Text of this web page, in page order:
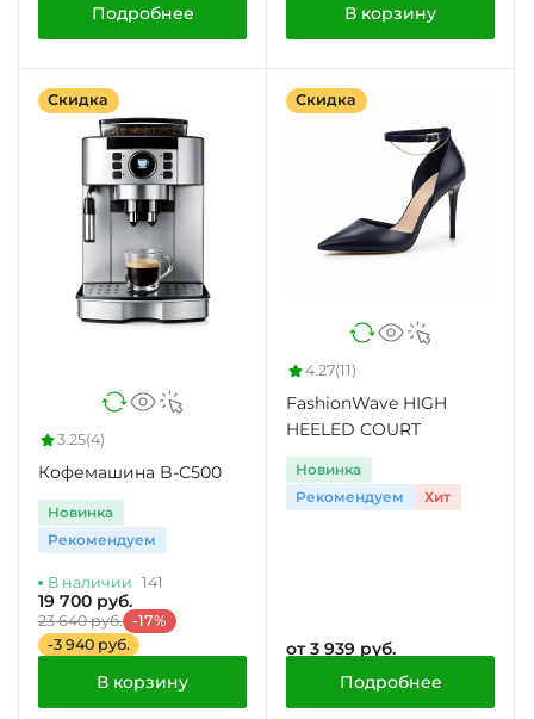
Подробнее
В корзину
Скидка
3.25(4)
Кофемашина B-C500
Новинка
Рекомендуем
В наличии 141
19 700 руб.
23 640 руб. -17%
-3 940 руб.
В корзину
Скидка
4.27(11)
FashionWave HIGH
HEELED COURT
Новинка
Рекомендуем
Хит
от 3 939 руб.
Подробнее